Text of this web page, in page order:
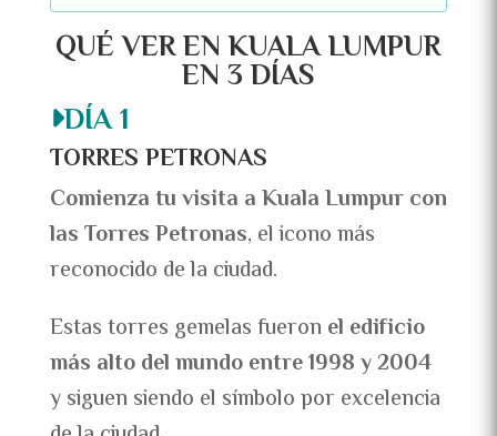
QUÉ VER EN KUALA LUMPUR
EN 3 DÍAS
DÍA 1
TORRES PETRONAS
Comienza tu visita a Kuala Lumpur con
las Torres Petronas, el icono más
reconocido de la ciudad.
Estas torres gemelas fueron el edificio
más alto del mundo entre 1998 y 2004
y siguen siendo el símbolo por excelencia